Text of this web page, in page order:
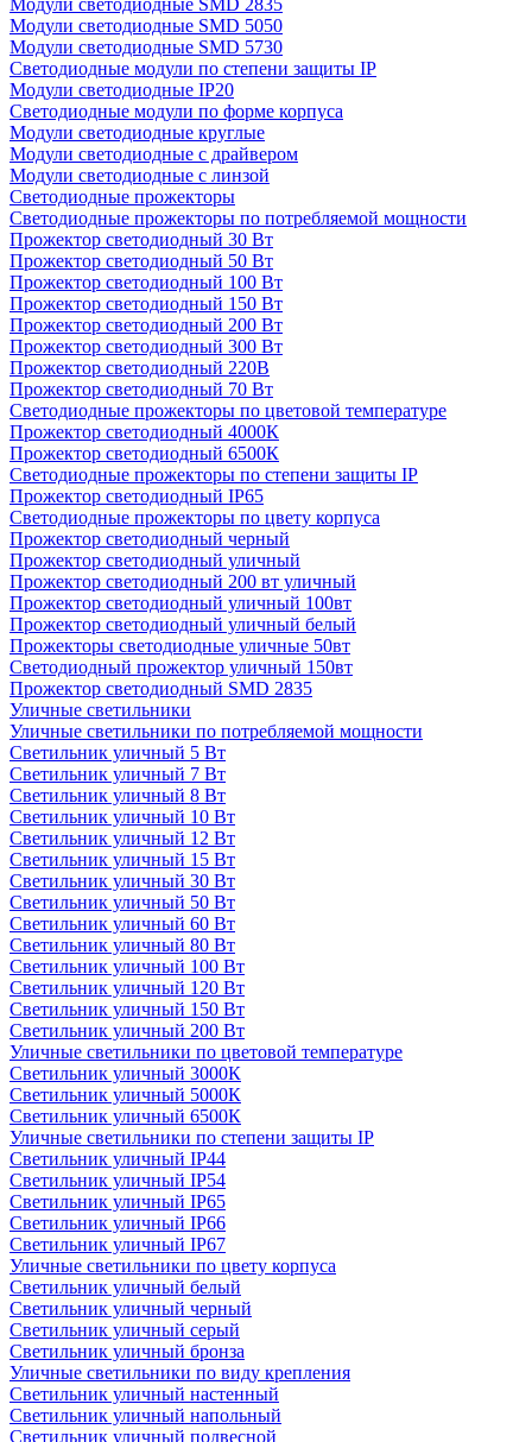
Модули светодиодные SMD 2835
Модули светодиодные SMD 5050
Модули светодиодные SMD 5730
Светодиодные модули по степени защиты IP
Модули светодиодные IP20
Светодиодные модули по форме корпуса
Модули светодиодные круглые
Модули светодиодные с драйвером
Модули светодиодные с линзой
Светодиодные прожекторы
Светодиодные прожекторы по потребляемой мощности
Прожектор светодиодный 30 Вт
Прожектор светодиодный 50 Вт
Прожектор светодиодный 100 Вт
Прожектор светодиодный 150 Вт
Прожектор светодиодный 200 Вт
Прожектор светодиодный 300 Вт
Прожектор светодиодный 220В
Прожектор светодиодный 70 Вт
Светодиодные прожекторы по цветовой температуре
Прожектор светодиодный 4000К
Прожектор светодиодный 6500К
Светодиодные прожекторы по степени защиты IP
Прожектор светодиодный IP65
Светодиодные прожекторы по цвету корпуса
Прожектор светодиодный черный
Прожектор светодиодный уличный
Прожектор светодиодный 200 вт уличный
Прожектор светодиодный уличный 100вт
Прожектор светодиодный уличный белый
Прожекторы светодиодные уличные 50вт
Светодиодный прожектор уличный 150вт
Прожектор светодиодный SMD 2835
Уличные светильники
Уличные светильники по потребляемой мощности
Светильник уличный 5 Вт
Светильник уличный 7 Вт
Светильник уличный 8 Вт
Светильник уличный 10 Вт
Светильник уличный 12 Вт
Светильник уличный 15 Вт
Светильник уличный 30 Вт
Светильник уличный 50 Вт
Светильник уличный 60 Вт
Светильник уличный 80 Вт
Светильник уличный 100 Вт
Светильник уличный 120 Вт
Светильник уличный 150 Вт
Светильник уличный 200 Вт
Уличные светильники по цветовой температуре
Cветильник уличный 3000К
Cветильник уличный 5000К
Cветильник уличный 6500К
Уличные светильники по степени защиты IP
Светильник уличный IP44
Светильник уличный IP54
Светильник уличный IP65
Светильник уличный IP66
Светильник уличный IP67
Уличные светильники по цвету корпуса
Светильник уличный белый
Светильник уличный черный
Светильник уличный серый
Светильник уличный бронза
Уличные светильники по виду крепления
Светильник уличный настенный
Светильник уличный напольный
Светильник уличный подвесной